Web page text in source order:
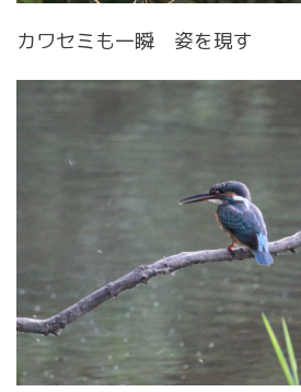
カワセミも一瞬 姿を現す